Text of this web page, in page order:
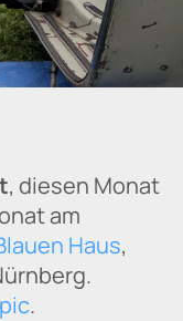
, diesen Monat
am
Haus,
.